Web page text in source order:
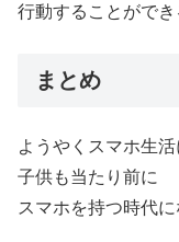
行動することができ
まとめ
ようやくスマホ生
子供も当たり前に
スマホを持つ時代に